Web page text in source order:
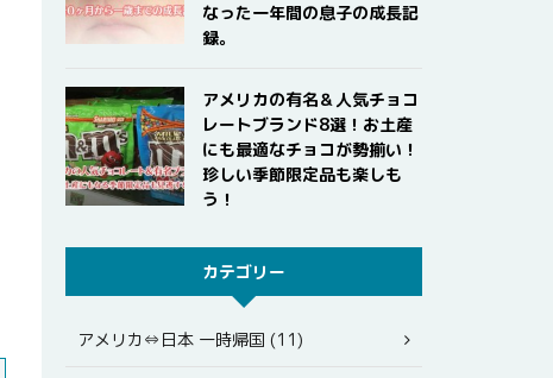
なった一年間の息子の成長記
録。
アメリカの有名＆人気チョコ
レートブランド8選！お土産
にも最適なチョコが勢揃い！
珍しい季節限定品も楽しも
う！
カテゴリー
アメリカ⇔日本 一時帰国 (11)